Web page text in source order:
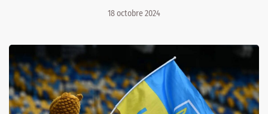
18 octobre 2024